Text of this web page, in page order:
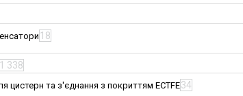
18
1 338
цистерн та з'єднання з покриттям ECTFE34